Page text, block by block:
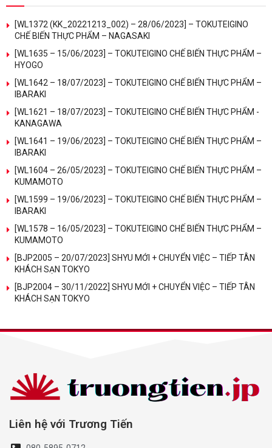
[WL1372 (KK_20221213_002) – 28/06/2023] – TOKUTEIGINO
CHẾ BIẾN THỰC PHẨM – NAGASAKI
[WL1635 – 15/06/2023] – TOKUTEIGINO CHẾ BIẾN THỰC PHẨM –
HYOGO
[WL1642 – 18/07/2023] – TOKUTEIGINO CHẾ BIẾN THỰC PHẨM –
IBARAKI
[WL1621 – 18/07/2023] – TOKUTEIGINO CHẾ BIẾN THỰC PHẨM -
KANAGAWA
[WL1641 – 19/06/2023] – TOKUTEIGINO CHẾ BIẾN THỰC PHẨM –
IBARAKI
[WL1604 – 26/05/2023] – TOKUTEIGINO CHẾ BIẾN THỰC PHẨM –
KUMAMOTO
[WL1599 – 19/06/2023] – TOKUTEIGINO CHẾ BIẾN THỰC PHẨM –
IBARAKI
[WL1578 – 16/05/2023] – TOKUTEIGINO CHẾ BIẾN THỰC PHẨM –
KUMAMOTO
[BJP2005 – 20/07/2023] SHYU MỚI + CHUYỂN VIỆC – TIẾP TÂN
KHÁCH SẠN TOKYO
[BJP2004 – 30/11/2022] SHYU MỚI + CHUYỂN VIỆC – TIẾP TÂN
KHÁCH SẠN TOKYO
Liên hệ với Trương Tiến